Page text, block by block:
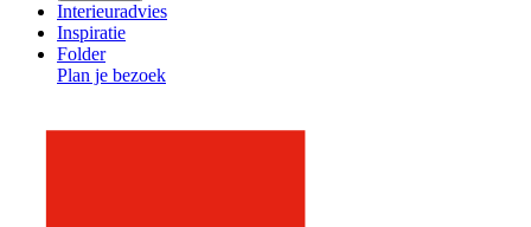
Interieuradvies
Inspiratie
Folder
Plan je bezoek